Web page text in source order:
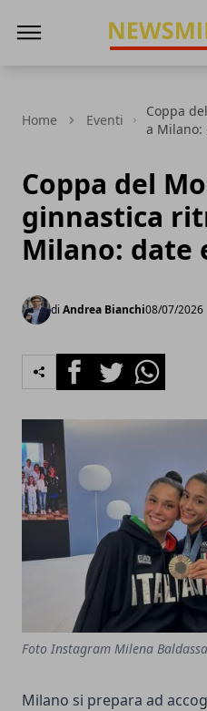
Home Eventi
Coppa
a Milano:
Coppa del
ginnastica
Milano: date
di Andrea Bianchi08/07/2026
FacebookTwitterWhatsapp
Foto Instagram Milena
Milano si prepara ad